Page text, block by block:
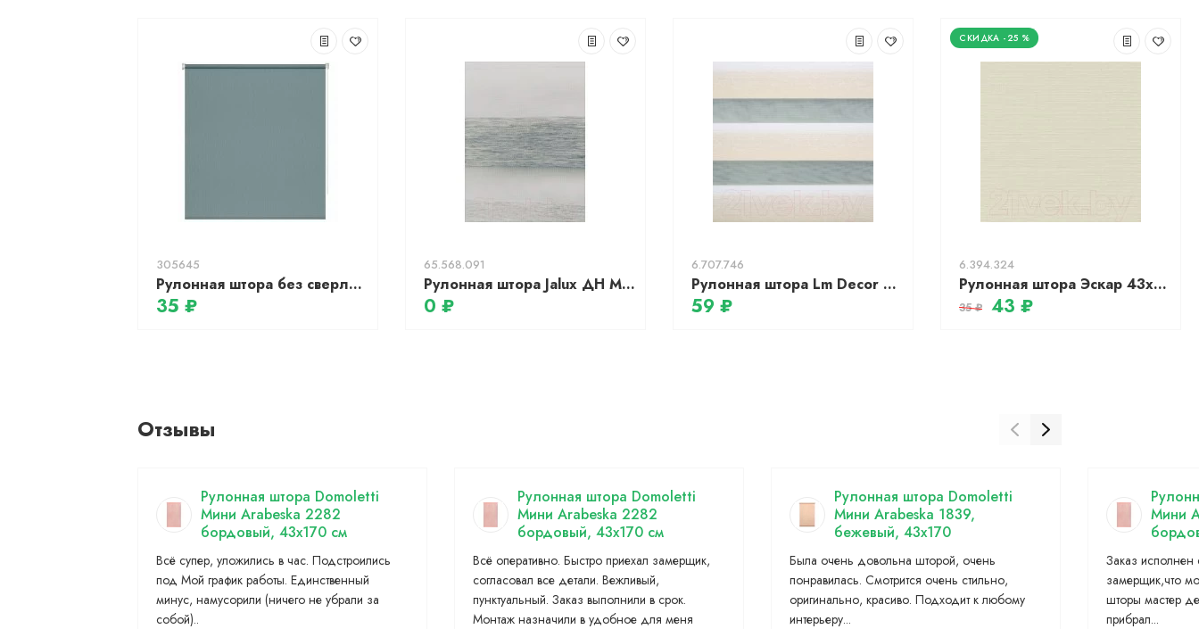
305645
Рулонная штора без сверления для кухни «Миниролл Апилера (бирюзово-синий)»
35 ₽
65.568.091
Рулонная штора Jalux ДН Миа 614/108 90x160 (серый)
0 ₽
6.707.746
Рулонная штора Lm Decor Дабл ДН LB 55-01 (85x160)
59 ₽
-25 %
6.394.324
Рулонная штора Эскар 43x170 / 304090431701 (бежевый лен)
35 ₽ 43 ₽
Отзывы
Рулонная штора Domoletti
Мини Arabeska 2282
бордовый, 43x170 см
Всё супер, уложились в час. Подстроились
под Мой график работы. Единственный
минус, намусорили (ничего не убрали за
собой)..
Рулонная штора Domoletti
Мини Arabeska 2282
бордовый, 43x170 см
Всё оперативно. Быстро приехал замерщик,
согласовал все детали. Вежливый,
пунктуальный. Заказ выполнили в срок.
Монтаж назначили в удобное для меня
Рулонная штора Domoletti
Мини Arabeska 1839,
бежевый, 43x170
Была очень довольна шторой, очень
понравилась. Смотрится очень стильно,
оригинально, красиво. Подходит к любому
интерьеру...
Мини
Заказ исполнен
замерщик,что
шторы мастер
прибрал...